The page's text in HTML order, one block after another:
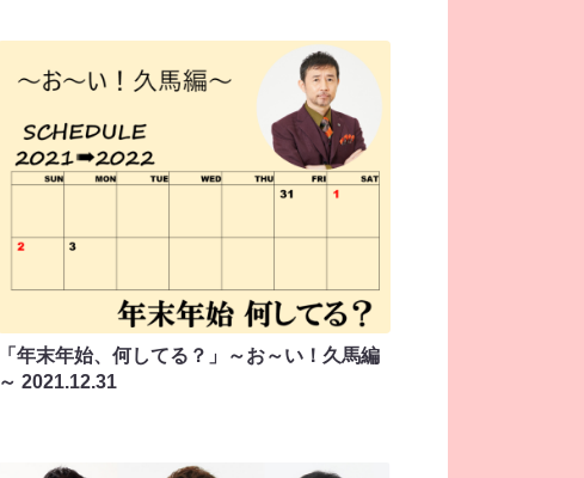
「年末年始、何してる？」～お～い！久馬編
～ 2021.12.31